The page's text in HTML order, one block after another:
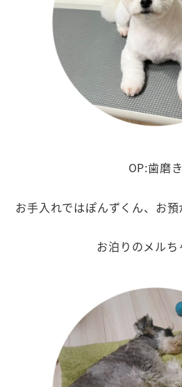
OP:歯磨き
お手入れではぽんずくん、お
お泊りのメルち